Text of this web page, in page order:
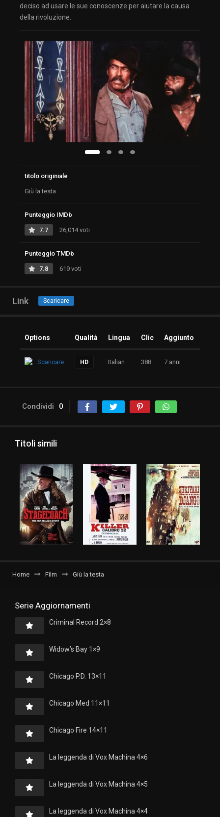
deciso ad usare le sue conoscenze per aiutare la causa
della rivoluzione.
titolo originiale
Giù la testa
Punteggio IMDb
7.7 26,014 voti
Punteggio TMDb
7.8 619 voti
Link Scaricare
Options Qualità Lingua Clic Aggiunto
Scaricare HD Italian 388 7 anni
Condividi 0
Titoli simili
Home Film Giù la testa
Serie Aggiornamenti
Criminal Record 2×8
Widow’s Bay 1×9
Chicago P.D. 13×11
Chicago Med 11×11
Chicago Fire 14×11
La leggenda di Vox Machina 4×6
La leggenda di Vox Machina 4×5
La leggenda di Vox Machina 4×4